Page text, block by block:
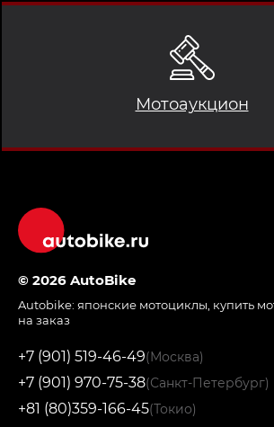
Мотоаукцион
© 2026 AutoBike
Autobike: японские мотоциклы купить
на заказ
+7 (901) 519-46-49(Москва)
+7 (901) 970-75-38(Санкт-Петербург)
+81 (80)359-166-45(Токио)